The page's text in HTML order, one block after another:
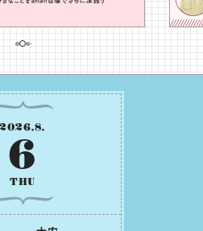
2026.8.
6
THU